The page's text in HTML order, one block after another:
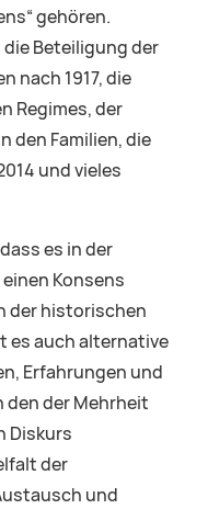
gehören.
Beteiligung der
nach 1917, die
Regimes, der
den Familien, die
und vieles
es in der
Konsens
der historischen
es auch alternative
Erfahrungen und
den der Mehrheit
Diskurs
der
und